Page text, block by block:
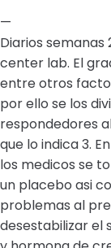
—
Diarios semanas
center lab. El
entre otros
por ello se los
respondedores
que lo indica 3.
los medicos se
un placebo asi
problemas al
desestabilizar el